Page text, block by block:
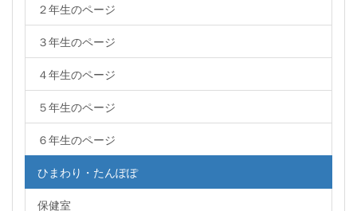
２年生のページ
３年生のページ
４年生のページ
５年生のページ
６年生のページ
ひまわり・たんぽぽ
保健室